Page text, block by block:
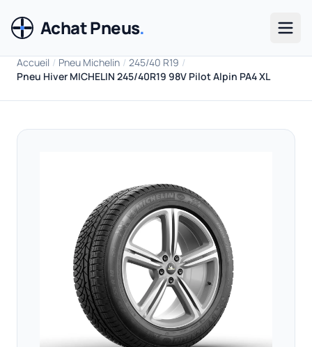
Achat Pneus.
Accueil / Pneu Michelin / 245/40 R19 /
Pneu Hiver MICHELIN 245/40R19 98V Pilot Alpin PA4 XL